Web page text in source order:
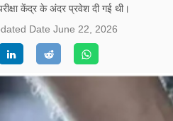
केंद्र के अंदर प्रवेश दी गई थी।
Date June 22, 2026